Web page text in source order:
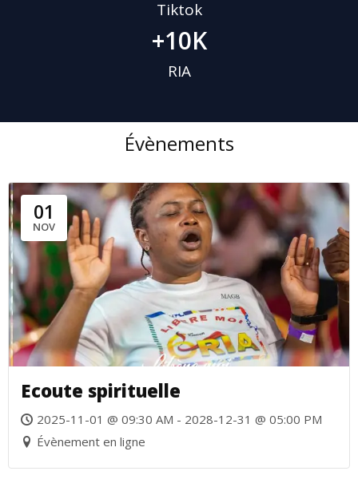
Tiktok
RIA
+10K
Évènements
01
NOV
Ecoute spirituelle
2025-11-01 @ 09:30 AM - 2028-12-31 @ 05:00 PM
Évènement en ligne